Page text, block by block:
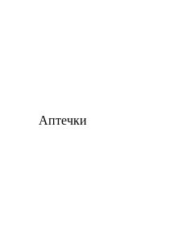
Аптечки